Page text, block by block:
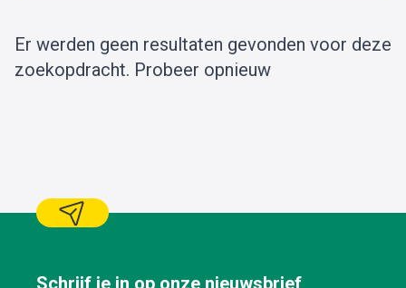
Er werden geen resultaten gevonden voor deze
zoekopdracht. Probeer opnieuw